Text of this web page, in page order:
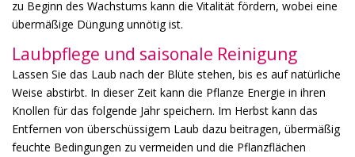
zu Beginn des Wachstums kann die Vitalität fördern, wobei eine
übermäßige Düngung unnötig ist.
Laubpflege und saisonale Reinigung
Lassen Sie das Laub nach der Blüte stehen, bis es auf natürliche
Weise abstirbt. In dieser Zeit kann die Pflanze Energie in ihren
Knollen für das folgende Jahr speichern. Im Herbst kann das
Entfernen von überschüssigem Laub dazu beitragen, übermäßig
feuchte Bedingungen zu vermeiden und die Pflanzflächen